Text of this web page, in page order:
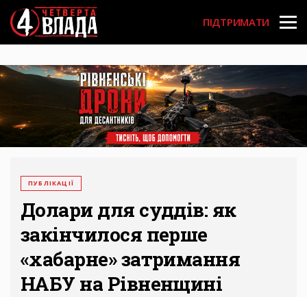
Перейти
до
основного
вмісту
User
account
menu
ПІДТРИМАТИ
ПУБЛІКАЦІЇ
Долари для суддів: як
закінчилося перше
«хабарне» затримання
НАБУ на Рівненщині